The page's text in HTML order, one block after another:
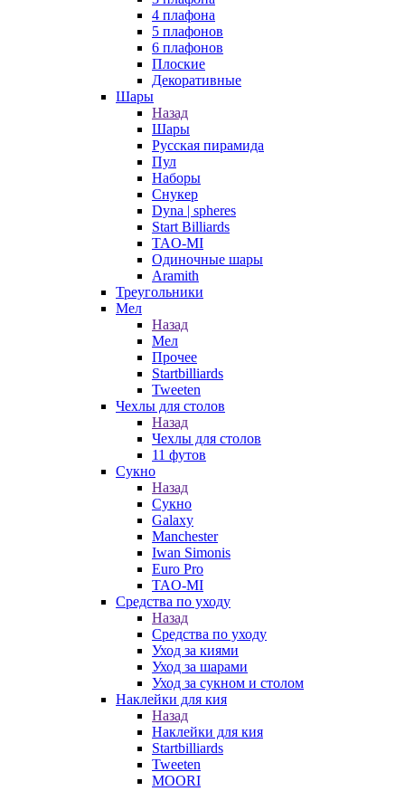
4 плафона
5 плафонов
6 плафонов
Плоские
Декоративные
Шары
Назад
Шары
Русская пирамида
Пул
Наборы
Снукер
Dyna | spheres
Start Billiards
TAO-MI
Одиночные шары
Aramith
Треугольники
Мел
Назад
Мел
Прочее
Startbilliards
Tweeten
Чехлы для столов
Назад
Чехлы для столов
11 футов
Сукно
Назад
Сукно
Galaxy
Manchester
Iwan Simonis
Euro Pro
TAO-MI
Средства по уходу
Назад
Средства по уходу
Уход за киями
Уход за шарами
Уход за сукном и столом
Наклейки для кия
Назад
Наклейки для кия
Startbilliards
Tweeten
MOORI